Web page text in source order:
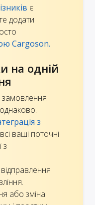
є
додати
Cargoson.
на одній
замовлення
з
ваші поточні
з
або зміна